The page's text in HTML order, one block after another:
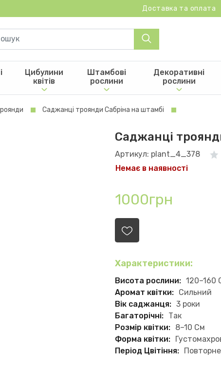
Доставка та оплата
Цибулини
квітів
Штамбові
рослини
Декоративні
рослини
Саджанці троянди Сабріна на штамбі
Саджанці
Артикул: plant_4_378
Немає в наявності
1000грн
Характеристики:
Висота рослини: 120–160
Аромат квітки: Сильний
Вік саджанця: 3 роки
Багаторічні: Так
Розмір квітки: 8–10 См
Форма квітки:
Період Цвітіння: Повторне